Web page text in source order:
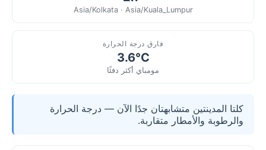
Asia/Kolkata · Asia/Kuala_Lumpur
فارق درجة الحرارة
3.6°C
مومباي أكثر دفئًا
كلتا المدينتين متشابهتان جدًا الآن — درجة الحرارة
والرطوبة والأمطار متقاربة.